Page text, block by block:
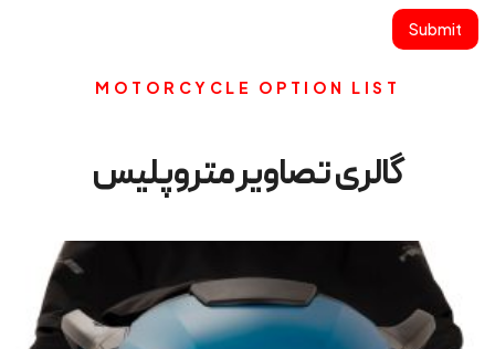
Submit
MOTORCYCLE OPTION LIST
گالری تصاویر متروپلیس